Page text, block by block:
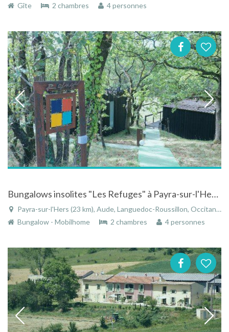
Gîte
2 chambres 4 personnes
Bungalows insolites "Les Refuges" à Payra-sur-l'Hers - Languedoc-Roussillon entre nature et design
Payra-sur-l'Hers (23 km), Aude, Languedoc-Roussillon, Occitanie, France
Bungalow - Mobilhome
2 chambres 4 personnes